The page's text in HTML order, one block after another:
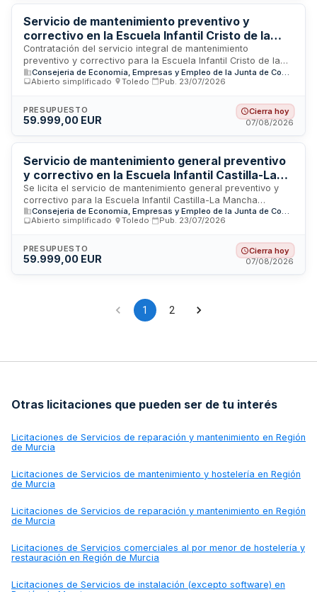
prestaciones exigidas a centros públicos y cumpliendo con
las normas de buena construcción.
Servicio de mantenimiento preventivo y
correctivo en la Escuela Infantil Cristo de la
Vega de Toledo
Contratación del servicio integral de mantenimiento
preventivo y correctivo para la Escuela Infantil Cristo de la
Vega ubicada en Toledo. El contratista debe prestar
asistencia técnica especializada, realizar informes y
conservación del inmueble siguiendo las normas de buena
construcción. El servicio comprende tanto labores de
materiales y limpieza de zonas de obra.
Abierto simplificado
Toledo Pub. 23/07/2026
PRESUPUESTO
59.999,00 EUR
Cierra hoy
07/08/2026
Servicio de mantenimiento general preventivo
y correctivo en la Escuela Infantil Castilla-La
Mancha de Toledo
Se licita el servicio de mantenimiento general preventivo y
correctivo para la Escuela Infantil Castilla-La Mancha
ubicada en Toledo. El contratista deberá realizar trabajos de
mantenimiento preventivo y correctivo, asesoramiento
de detalle solicitados por el Servicio de Educación. Los
trabajos incluyen colocación de materiales, traslado y
Consejeria de Economía, Empresas y Empleo de la Junta de Comunidades de Castilla-La Mancha
Abierto simplificado
Toledo Pub. 23/07/2026
PRESUPUESTO
59.999,00 EUR
Cierra hoy
07/08/2026
1 2
Otras licitaciones que pueden ser de tu interés
Licitaciones de Servicios de reparación y mantenimiento en Región
de Murcia
Licitaciones de Servicios de mantenimiento y hostelería en Región
de Murcia
Licitaciones de Servicios de reparación y mantenimiento en Región
de Murcia
Licitaciones de Servicios comerciales al por menor de hostelería y
restauración en Región de Murcia
Licitaciones de Servicios de instalación (excepto software) en